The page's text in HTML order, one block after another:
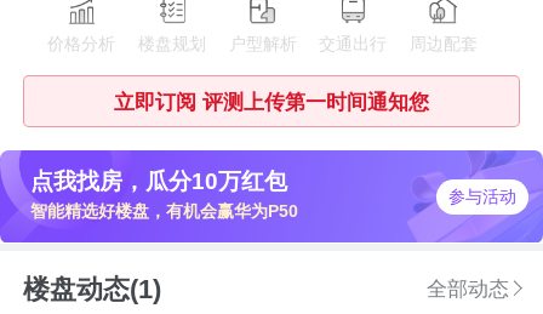
价格分析 楼盘规划 户型解析 交通出行 周边配套
立即订阅 评测上传第一时间通知您
点我找房，瓜分10万红包
智能精选好楼盘，有机会赢华为P50
参与活动
楼盘动态(1) 全部动态